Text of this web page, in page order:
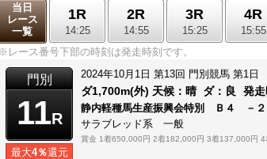
当日
レース
一覧
1R
14:25
2R
14:55
3R
15:25
4R
15:55
※レース番号下部の時刻は発走時刻です。
門別
11R
最大4％還元
2024年10月1日 第13回 門別競馬 第1日
ダ1,700m(外) 天候： 晴 ダ： 良 発走
静内軽種馬生産振興会特別 Ｂ４ －２
サラブレッド系 一般
賞金 1着650,000円 2着182,000円 3着137,000円 4